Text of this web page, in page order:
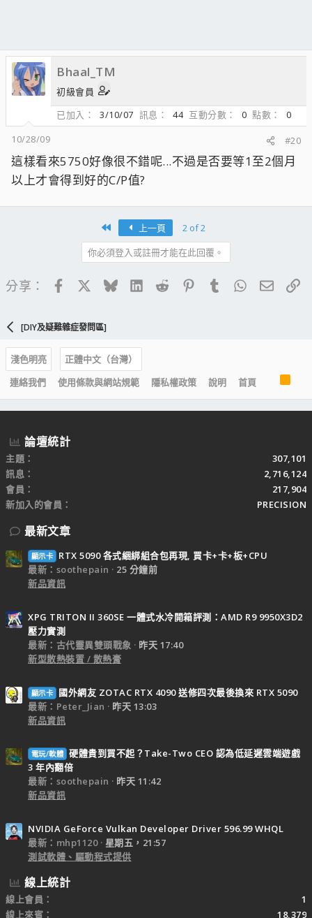
Bhaal_TM
初級會員
已加入
3/10/07 訊息 44 互動分數 0 點數
0
10/28/09
#20
這樣看來5750好像很不錯呢...不過是否要等1至2個月
以上才會得到好的C/P值?
上一頁
2 of 2
你必須登入或註冊才能在此回覆。
分享： FacebookBlueskyLinkedIn
Reddit PinterestTumblrWhatsApp
電子
[DIY及疑難雜症發問區]
淺色明亮
正體中文（台灣）
連絡我們
使用條款與網站規範 隱私權政策 說明 首頁
R
S
S
論壇統計
主題
307,101
訊息
2,716,124
會員
217,904
新加入的會員
PRECISION
最新文章
顯示卡
RTX 5090 各式綑綁組合包再現, 買卡+卡+板+CPU
最新：soothepain
25 分鐘前
新品資訊
XPG TRITON II 360SE 一體式水冷開箱評測：AMD R9 9950X3D2
壓力實測
最新：古代靈異雙頭戰象
昨天 17:40
新型散熱裝置 / 散熱膏
顯示卡
國外網友 ZOTAC RTX 4090 送修四次最後換來 RTX 5090
最新：Peter_Jian
昨天 13:03
新品資訊
電玩/軟體 硬體貴到買不起？Take-Two CEO 認為低延遲雲端遊戲
3 年內翻倍
最新：soothepain
昨天 11:42
新品資訊
NVIDIA GeForce Vulkan Developer Driver 596.99 WHQL
最新：mhp1120
星期五，21:57
測試軟體、驅動程式提供
線上統計
線上會員
1
線上來賓
18,379